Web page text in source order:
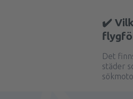
✔️
Det
städer